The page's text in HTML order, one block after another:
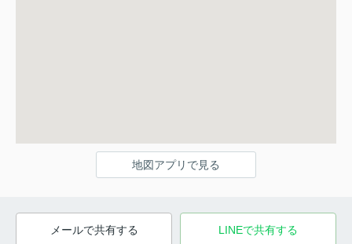
地図アプリで見る
メールで共有する LINEで共有する